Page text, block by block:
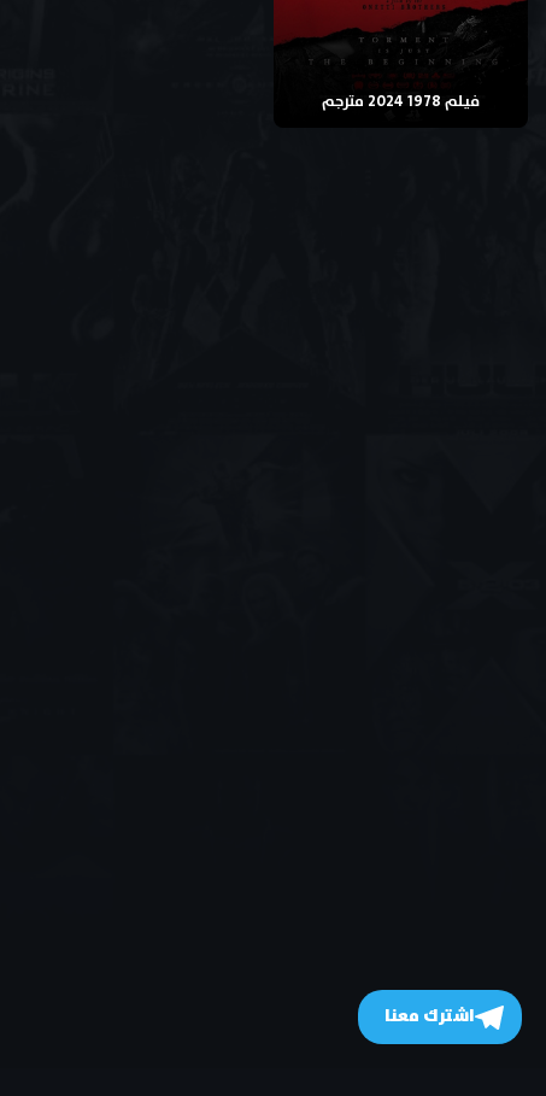
فيلم 1978 2024 مترجم
اشترك معنا